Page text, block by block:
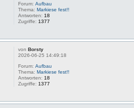
Forum:Aufbau
Thema:Markiese fest!!
Antworten: 18
Zugriffe: 1377
vonBorsty
2026-06-25 14:49:18
Forum:Aufbau
Thema:Markiese fest!!
Antworten: 18
Zugriffe: 1377